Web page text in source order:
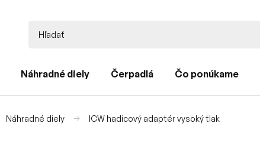
Náhradné diely Čerpadlá Čo ponúkame
Náhradné diely ICW hadicový adaptér vysoký tlak